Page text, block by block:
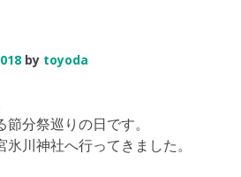
by toyoda
分祭巡りの日です。
川神社へ行ってきました。